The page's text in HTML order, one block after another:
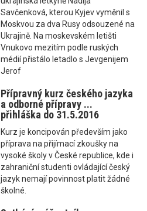
Savčenková, kterou Kyjev vyměnil s
Moskvou za dva Rusy odsouzené na
Ukrajině. Na moskevském letišti
Vnukovo mezitím podle ruských
médií přistálo letadlo s Jevgenijem
Jerof
Přípravný kurz českého jazyka
a odborné přípravy ...
přihláška do 31.5.2016
Kurz je koncipován především jako
příprava na přijímací zkoušky na
vysoké školy v České republice, kde i
zahraniční studenti ovládající český
jazyk nemají povinnost platit žádné
školné.